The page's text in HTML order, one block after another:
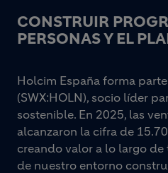
CONSTRUIR
PERSONAS Y EL
Holcim España forma
(SWX:HOLN), socio líder
sostenible. En 2025, las
alcanzaron la cifra de
creando valor a lo largo
de nuestro entorno